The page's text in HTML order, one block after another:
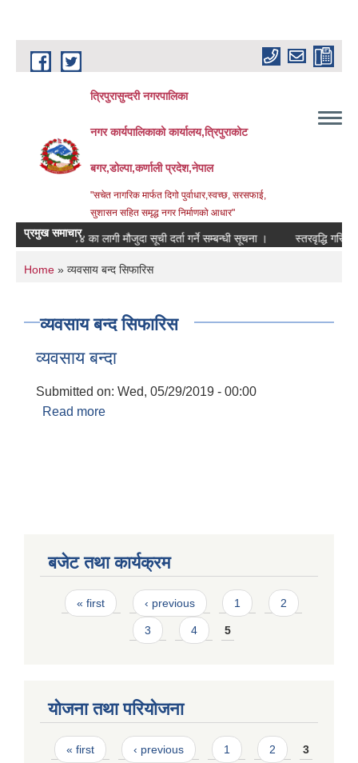
Skip to main content
त्रिपुरासुन्दरी नगरपालिका
नगर कार्यपालिकाको कार्यालय,त्रिपुराकोट
बगर,डोल्पा,कर्णाली प्रदेश,नेपाल
"सचेत नागरिक मार्फत दिगो पुर्वाधार,स्वच्छ, सरसफाई,
सुशासन सहित समृद्ध नगर निर्माणको आधार"
प्रमुख समाचार
का लागी मौजुदा सूची दर्ता गर्ने सम्बन्धी सूचना । स्तरवृद्धि गरिएको
You are here
Home » व्यवसाय बन्द सिफारिस
व्यवसाय बन्द सिफारिस
व्यवसाय बन्दा
Submitted on: Wed, 05/29/2019 - 00:00
Read more
बजेट तथा कार्यक्रम
Pages
« first ‹ previous 1 2
3 4 5
योजना तथा परियोजना
Pages
« first ‹ previous 1 2 3